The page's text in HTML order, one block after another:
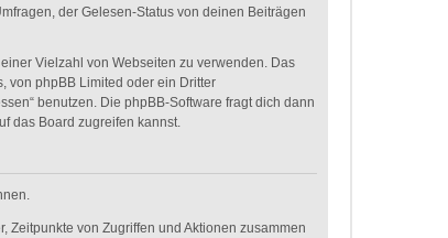
der Gelesen-Status von deinen Beiträgen
Vielzahl von Webseiten zu verwenden. Das
von phpBB Limited oder ein Dritter
benutzen. Die phpBB-Software fragt dich dann
das Board zugreifen kannst.
von Zugriffen und Aktionen zusammen